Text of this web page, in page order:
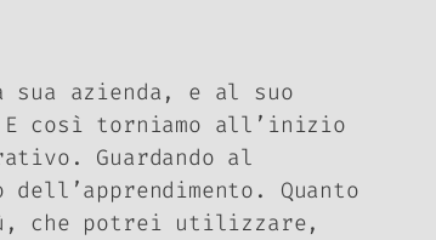
azienda, e al suo
così torniamo all’inizio
Guardando al
Quanto
che potrei utilizzare,